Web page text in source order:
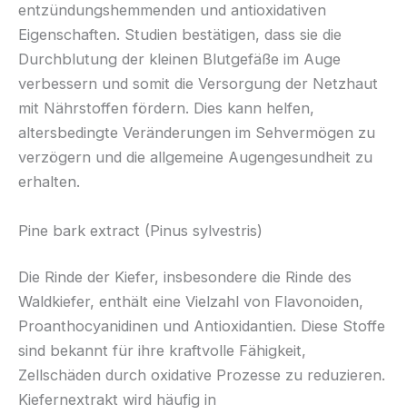
entzündungshemmenden und antioxidativen
Eigenschaften. Studien bestätigen, dass sie die
Durchblutung der kleinen Blutgefäße im Auge
verbessern und somit die Versorgung der Netzhaut
mit Nährstoffen fördern. Dies kann helfen,
altersbedingte Veränderungen im Sehvermögen zu
verzögern und die allgemeine Augengesundheit zu
erhalten.
Pine bark extract (Pinus sylvestris)
Die Rinde der Kiefer, insbesondere die Rinde des
Waldkiefer, enthält eine Vielzahl von Flavonoiden,
Proanthocyanidinen und Antioxidantien. Diese Stoffe
sind bekannt für ihre kraftvolle Fähigkeit,
Zellschäden durch oxidative Prozesse zu reduzieren.
Kiefernextrakt wird häufig in